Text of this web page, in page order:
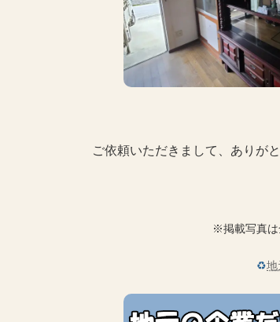
ご依頼いただきまして、ありが
※掲載写真は
♻地